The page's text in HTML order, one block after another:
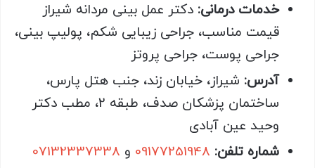
خدمات درمانی: دکتر عمل بینی مردانه شیراز
قیمت مناسب، جراحی زیبایی شکم، پولیپ بینی،
جراحی پوست، جراحی پروتز
آدرس: شیراز، خیابان زند، جنب هتل پارس،
ساختمان پزشکان صدف، طبقه 2، مطب دکتر
وحید عین آبادی
شماره تلفن:
09177251948 و 07132337338